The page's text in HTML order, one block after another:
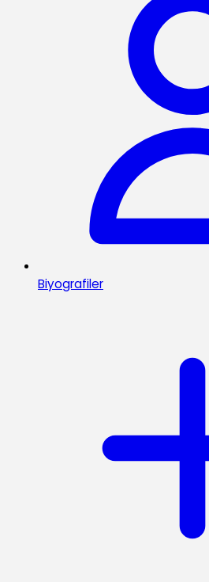
Biyografiler